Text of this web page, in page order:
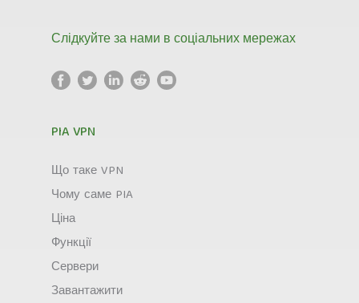
Слідкуйте за нами в соціальних мережах
PIA VPN
Що таке VPN
Чому саме PIA
Ціна
Функції
Сервери
Завантажити